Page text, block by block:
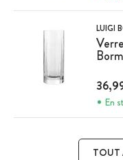
LUIGI
En
TOUT